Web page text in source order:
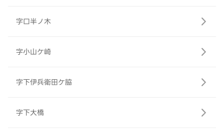
字口半ノ木
字小山ケ崎
字下伊兵衛田ケ脇
字下大橋